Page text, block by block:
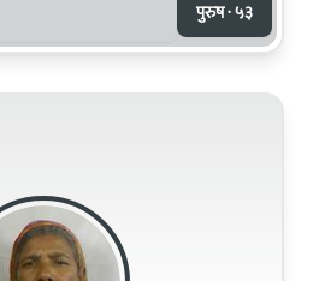
पुरुष · ५३